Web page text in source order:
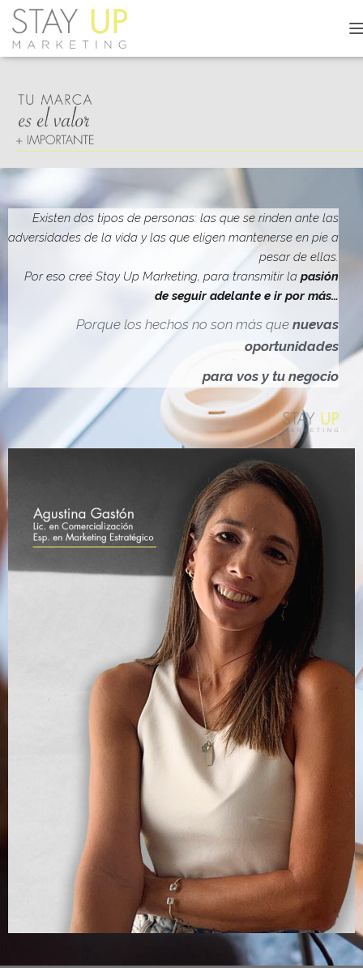
A
M
D
E
N
A
V
G
I
Ó
N
Existen dos tipos de personas: las que se rinden ante las
adversidades de la vida y las que eligen mantenerse en pie a
pesar de ellas.
Por eso creé Stay Up Marketing, para transmitir la pasión
de seguir adelante e ir por más…
Porque los hechos no son más que nuevas
oportunidades
para vos y tu negocio